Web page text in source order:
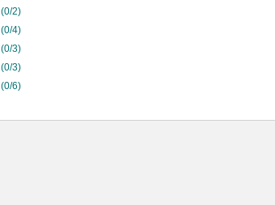
(0/2)
(0/4)
(0/3)
(0/3)
(0/6)